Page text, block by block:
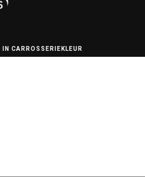
IN CARROSSERIEKLEUR